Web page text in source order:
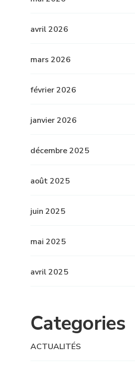
avril 2026
mars 2026
février 2026
janvier 2026
décembre 2025
août 2025
juin 2025
mai 2025
avril 2025
Categories
ACTUALITÉS